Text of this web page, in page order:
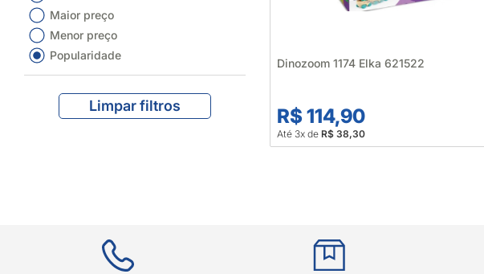
Maior preço
Menor preço
Popularidade
Limpar filtros
Dinozoom 1174 Elka 621522
R$ 114,90
Até 3x deR$ 38,30